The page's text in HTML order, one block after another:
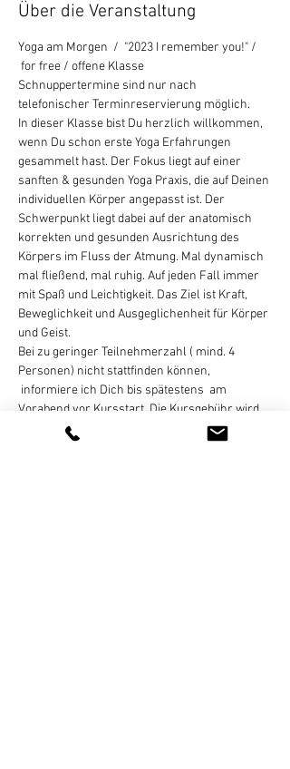
Über die Veranstaltung
Yoga am Morgen  /  "2023 I remember you!" /
for free / offene Klasse
Schnuppertermine sind nur nach
telefonischer Terminreservierung möglich.
In dieser Klasse bist Du herzlich willkommen,
wenn Du schon erste Yoga Erfahrungen
gesammelt hast. Der Fokus liegt auf einer
sanften & gesunden Yoga Praxis, die auf Deinen
individuellen Körper angepasst ist. Der
Schwerpunkt liegt dabei auf der anatomisch
korrekten und gesunden Ausrichtung des
Körpers im Fluss der Atmung. Mal dynamisch
mal fließend, mal ruhig. Auf jeden Fall immer
mit Spaß und Leichtigkeit. Das Ziel ist Kraft,
Beweglichkeit und Ausgeglichenheit für Körper
und Geist.
Bei zu geringer Teilnehmerzahl ( mind. 4
Personen) nicht stattfinden können,
informiere ich Dich bis spätestens  am
Vorabend vor Kursstart. Die Kursgebühr wird
dann natürlich nicht berechnet.